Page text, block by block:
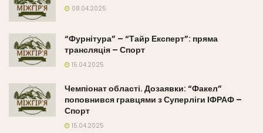
08.04.2025
“Фурнітура” – “Тайр Експерт”: пряма
трансляція – Спорт
15.04.2025
Чемпіонат області. Дозаявки: “Факел”
поповнився гравцями з Суперліги ІФРАФ –
Спорт
15.04.2025